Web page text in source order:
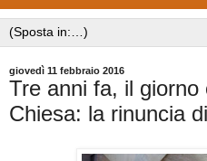
giovedì 11 febbraio 2016
Tre anni fa, il giorno
Chiesa: la rinuncia